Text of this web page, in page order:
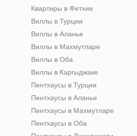
Квартиры в Фетхие
Виллы в Турции
Виллы в Аланье
Виллы в Махмутларе
Виллы в Оба
Виллы в Каргыджаке
Пентхаусы в Турции
Пентхаусы в Аланье
Пентхаусы в Махмутларе
Пентхаусы в Оба